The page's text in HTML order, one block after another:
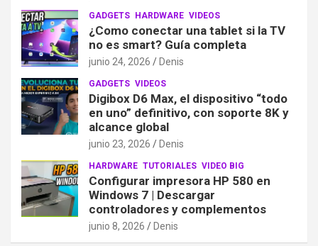
GADGETS HARDWARE VIDEOS
¿Como conectar una tablet si la TV
no es smart? Guía completa
junio 24, 2026 Denis
GADGETS VIDEOS
Digibox D6 Max, el dispositivo “todo
en uno” definitivo, con soporte 8K y
alcance global
junio 23, 2026 Denis
HARDWARE TUTORIALES VIDEO BIG
Configurar impresora HP 580 en
Windows 7 | Descargar
controladores y complementos
junio 8, 2026 Denis